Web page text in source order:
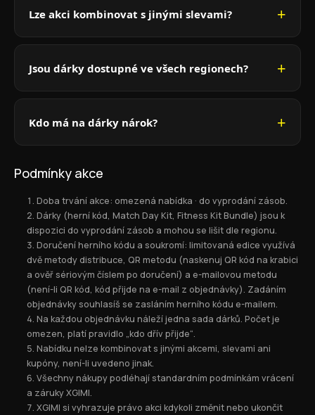
Lze akci kombinovat s jinými slevami?
Jsou dárky dostupné ve všech regionech?
Kdo má na dárky nárok?
Podmínky akce
Doba trvání akce: omezená nabídka · do vyprodání zásob.
Dárky (herní kód, Match Day Kit, Fitness Kit Bundle) jsou k
dispozici do vyprodání zásob a mohou se lišit dle regionu.
Doručení herního kódu a soukromí: limitovaná edice využívá
dvě metody distribuce, QR metodu (naskenuj QR kód na krabici
a ověř sériovým číslem po doručení) a e-mailovou metodu
(není-li QR kód, kód přijde na e-mail z objednávky). Zadáním
objednávky souhlasíš se zasláním herního kódu e-mailem.
Na každou objednávku náleží jedna sada dárků. Počet je
omezen, platí pravidlo „kdo dřív přijde“.
Nabídku nelze kombinovat s jinými akcemi, slevami ani
kupóny, není-li uvedeno jinak.
Všechny nákupy podléhají standardním podmínkám vrácení
a záruky XGIMI.
XGIMI si vyhrazuje právo akci kdykoli změnit nebo ukončit